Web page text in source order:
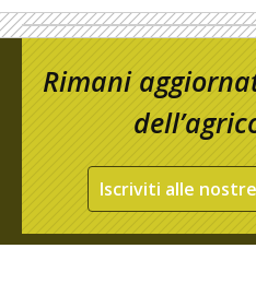
Rimani
Iscriviti alle